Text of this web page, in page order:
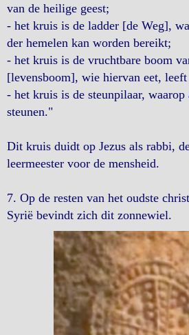
van de heilige geest;
- het kruis is de ladder [de Weg],
der hemelen kan worden bereikt;
- het kruis is de vruchtbare boom
[levensboom], wie hiervan eet,
- het kruis is de steunpilaar,
steunen."
Dit kruis duidt op Jezus als rabbi,
leermeester voor de mensheid.
7. Op de resten van het oudste
Syrië bevindt zich dit zonnewiel.